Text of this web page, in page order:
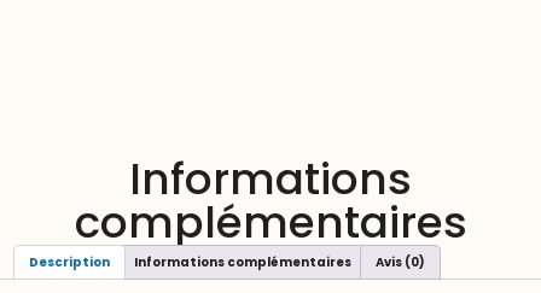
Informations
complémentaires
Description Informations complémentaires Avis (0)